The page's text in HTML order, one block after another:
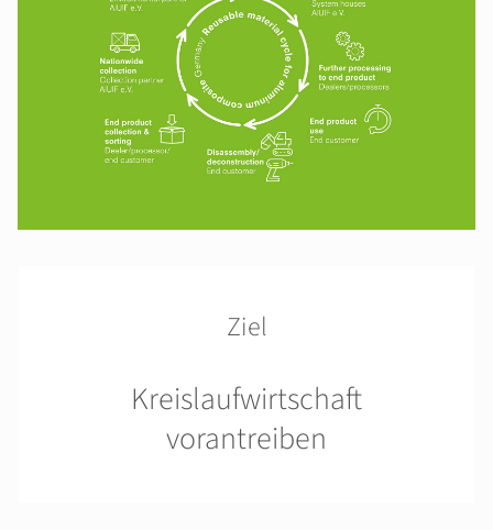
Ziel
Kreislaufwirtschaft
vorantreiben